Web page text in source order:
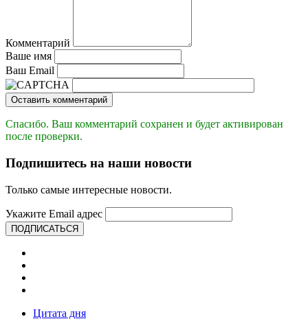
Комментарий
Ваше имя
Ваш Email
Оставить комментарий
Спасибо. Ваш комментарий сохранен и будет активирован
после проверки.
Подпишитесь на наши новости
Только самые интересные новости.
Укажите Email адрес
ПОДПИСАТЬСЯ
Цитата дня